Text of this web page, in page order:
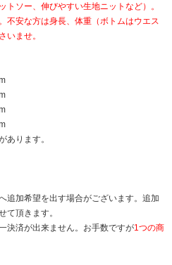
トソー、伸びやすい生地ニットなど）。
不安な方は身長、体重（ボトムはウエス
いませ。
あります。
追加希望を出す場合がございます。追加
て頂きます。
決済が出来ません。お手数ですが1つの商